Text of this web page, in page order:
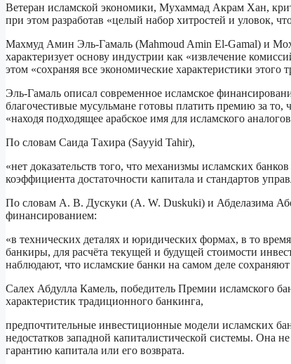
Ветеран исламской экономики, Мухаммад Акрам Хан,
при этом разработав «целый набор хитростей и уловок,
Махмуд Амин Эль-Гамаль (Mahmoud Amin El-Gamal) и
характеризует основу индустрии как «извлечение
этом «сохраняя все экономические характеристики этого
Эль-Гамаль описал современное исламское
благочестивые мусульмане готовы платить премию за
«находя подходящее арабское имя для исламского
По словам Саида Тахира (Sayyid Tahir),
«нет доказательств того, что механизмы исламских
коэффициента достаточности капитала и стандартов
По словам А. В. Дускуки (A. W. Duskuki) и Абделазима
финансированием:
«в технических деталях и юридических формах, в то
банкиры, для расчёта текущей и будущей стоимости
наблюдают, что исламские банки на самом деле
Салех Абдулла Камель, победитель Премии исламского
характеристик традиционного банкинга,
предпочтительные инвестиционные модели исламских
недостатков западной капиталистической системы. Она
гарантию капитала или его возврата.